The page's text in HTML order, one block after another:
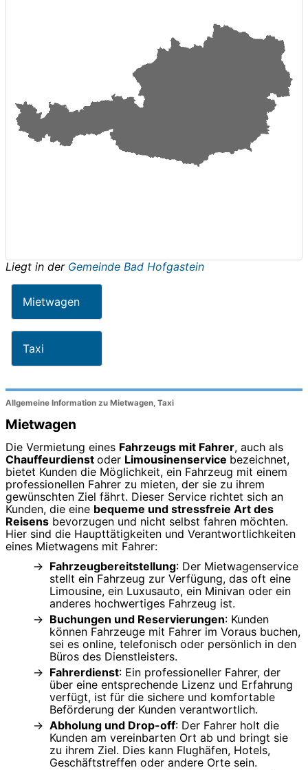
Liegt in der Gemeinde Bad Hofgastein
Mietwagen
Taxi
Allgemeine Information zu Mietwagen, Taxi
Mietwagen
Die Vermietung eines Fahrzeugs mit Fahrer, auch als
Chauffeurdienst oder Limousinenservice bezeichnet,
bietet Kunden die Möglichkeit, ein Fahrzeug mit einem
professionellen Fahrer zu mieten, der sie zu ihrem
gewünschten Ziel fährt. Dieser Service richtet sich an
Kunden, die eine bequeme und stressfreie Art des
Reisens bevorzugen und nicht selbst fahren möchten.
Hier sind die Haupttätigkeiten und Verantwortlichkeiten
eines Mietwagens mit Fahrer:
Fahrzeugbereitstellung: Der Mietwagenservice
stellt ein Fahrzeug zur Verfügung, das oft eine
Limousine, ein Luxusauto, ein Minivan oder ein
anderes hochwertiges Fahrzeug ist.
Buchungen und Reservierungen: Kunden
können Fahrzeuge mit Fahrer im Voraus buchen,
sei es online, telefonisch oder persönlich in den
Büros des Dienstleisters.
Fahrerdienst: Ein professioneller Fahrer, der
über eine entsprechende Lizenz und Erfahrung
verfügt, ist für die sichere und komfortable
Beförderung der Kunden verantwortlich.
Abholung und Drop-off: Der Fahrer holt die
Kunden am vereinbarten Ort ab und bringt sie
zu ihrem Ziel. Dies kann Flughäfen, Hotels,
Geschäftstreffen oder andere Orte sein.